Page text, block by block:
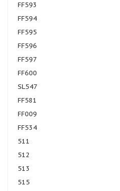
FF593
FF594
FF595
FF596
FF597
FF600
SL547
FF581
FF009
FF534
511
512
513
515